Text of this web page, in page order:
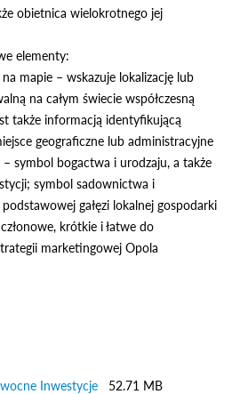
obietnica wielokrotnego jej
elementy:
mapie – wskazuje lokalizację lub
na całym świecie współczesną
także informacją identyfikującą
geograficzne lub administracyjne
symbol bogactwa i urodzaju, a także
symbol sadownictwa i
gałęzi lokalnej gospodarki
krótkie i łatwe do
marketingowej Opola
Inwestycje
52.71 MB